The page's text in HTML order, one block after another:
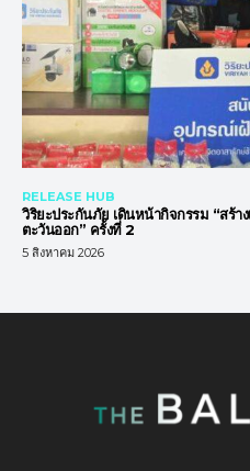
RELEASE HUB
วิริยะประกันภัย เดินหน้ากิจกรรม “สร้า
ตะวันออก” ครั้งที่ 2
5 สิงหาคม 2026